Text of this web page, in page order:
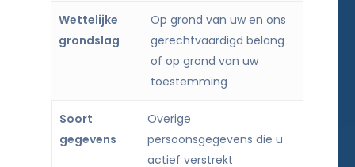
Op grond van uw en ons
gerechtvaardigd belang
of op grond van uw
toestemming
Overige
persoonsgegevens die u
actief verstrekt